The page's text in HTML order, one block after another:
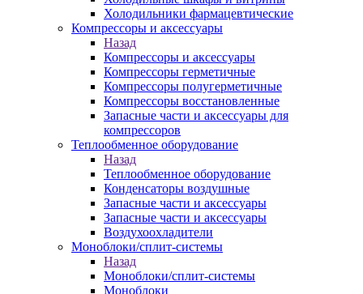
Холодильники фармацевтические
Компрессоры и аксессуары
Назад
Компрессоры и аксессуары
Компрессоры герметичные
Компрессоры полугерметичные
Компрессоры восстановленные
Запасные части и аксессуары для
компрессоров
Теплообменное оборудование
Назад
Теплообменное оборудование
Конденсаторы воздушные
Запасные части и аксессуары
Запасные части и аксессуары
Воздухоохладители
Моноблоки/сплит-системы
Назад
Моноблоки/сплит-системы
Моноблоки